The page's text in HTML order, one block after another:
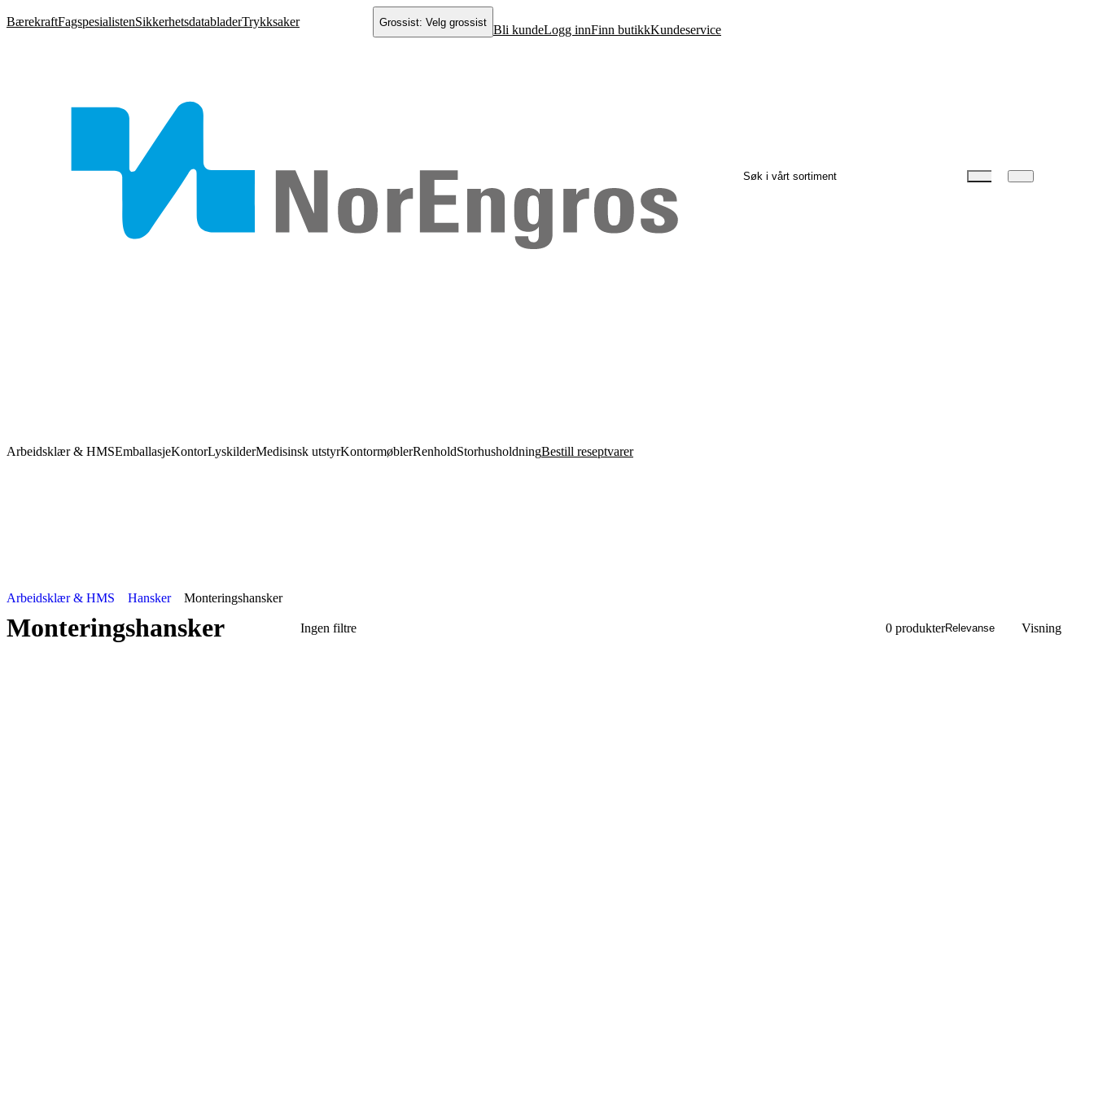
BærekraftFagspesialistenSikkerhetsdatabladerTrykksaker Grossist: Velg grossist
Bli kundeLogg innFinn butikkKundeservice
Arbeidsklær & HMSEmballasjeKontorLyskilderMedisinsk utstyrKontormøblerRenholdStorhusholdningBestill reseptvarer
Arbeidsklær & HMS Hansker Monteringshansker
Monteringshansker Ingen filtre 0 produkterRelevanse Visning